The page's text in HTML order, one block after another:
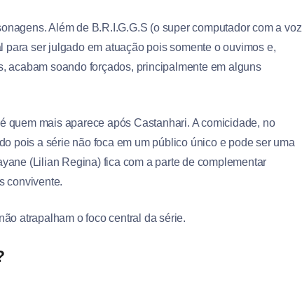
Além de B.R.I.G.G.S (o super computador com a voz
ser julgado em atuação pois somente o ouvimos e,
acabam soando forçados, principalmente em alguns
quem mais aparece após Castanhari. A comicidade, no
pois a série não foca em um público único e pode ser uma
(Lilian Regina) fica com a parte de complementar
convivente.
atrapalham o foco central da série.